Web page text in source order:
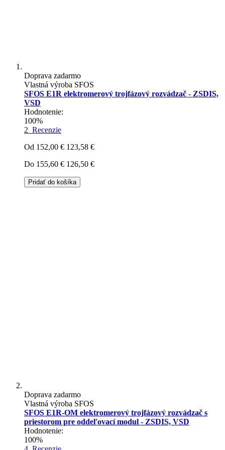
Doprava zadarmo
Vlastná výroba SFOS
SFOS E1R elektromerový trojfázový rozvádzač - ZSDIS,
VSD
Hodnotenie:
100%
2 Recenzie
Od 152,00 € 123,58 €
Do 155,60 € 126,50 €
Pridať do košíka
Doprava zadarmo
Vlastná výroba SFOS
SFOS E1R-OM elektromerový trojfázový rozvádzač s
priestorom pre oddeľovací modul - ZSDIS, VSD
Hodnotenie:
100%